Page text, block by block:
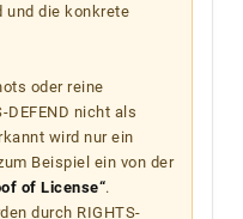
und die konkrete
oder reine
DEFEND nicht als
wird nur ein
Beispiel ein von der
of License“.
durch RIGHTS-